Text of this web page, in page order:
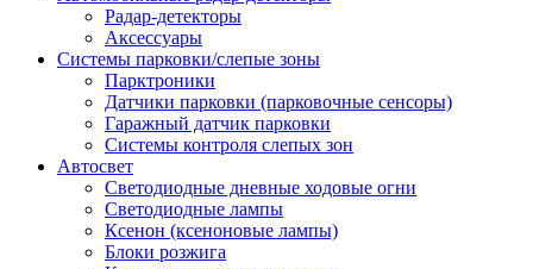
Радар-детекторы
Аксессуары
Системы парковки/слепые зоны
Парктроники
Датчики парковки (парковочные сенсоры)
Гаражный датчик парковки
Системы контроля слепых зон
Автосвет
Светодиодные дневные ходовые огни
Светодиодные лампы
Ксенон (ксеноновые лампы)
Блоки розжига